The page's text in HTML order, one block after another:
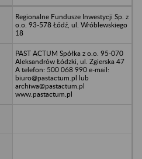
Regionalne Fundusze Inwestycji Sp. z
o.o. 93-578 Łódź, ul. Wróblewskiego
18
PAST ACTUM Spółka z o.o. 95-070
Aleksandrów Łódzki, ul. Zgierska 47
A telefon: 500 068 990 e-mail:
biuro@pastactum.pl lub
archiwa@pastactum.pl
www.pastactum.pl